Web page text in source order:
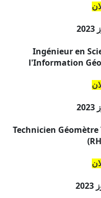
Ingénieur en
l'Information
Technicien